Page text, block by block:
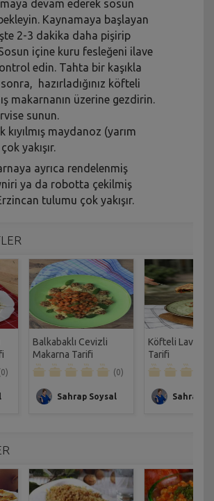
devam ederek sosun
Kaynamaya başlayan
2-3 dakika daha pişirip
içine kuru fesleğeni ilave
edin. Tahta bir kaşıkla
sonra, hazırladığınız köfteli
makarnanın üzerine gezdirin.
sunun.
kıyılmış maydanoz (yarım
yakışır.
ayrıca rendelenmiş
ya da robotta çekilmiş
tulumu çok yakışır.
Balkabaklı Cevizli
Makarna Tarifi
(0)
Sahrap Soysal
Köfteli Lavaş
Tarifi
Sahrap